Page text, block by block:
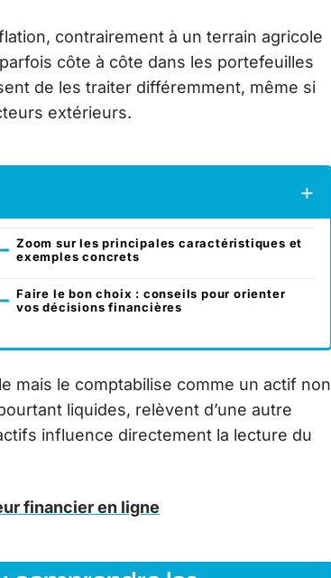
contrairement à un terrain agricole
côte à côte dans les portefeuilles
de les traiter différemment, même si
extérieurs.
Zoom sur les principales caractéristiques et
exemples concrets
Faire le bon choix : conseils pour orienter
vos décisions financières
mais le comptabilise comme un actif non
liquides, relèvent d’une autre
influence directement la lecture du
financier en ligne